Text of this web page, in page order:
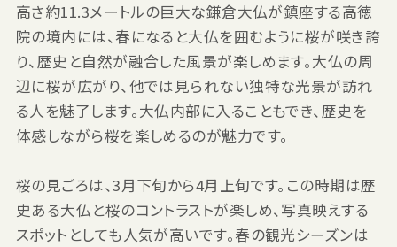
高さ約11.3メートルの巨大な鎌倉大仏が鎮座する高徳
院の境内には、春になると大仏を囲むように桜が咲き誇
り、歴史と自然が融合した風景が楽しめます。大仏の周
辺に桜が広がり、他では見られない独特な光景が訪れ
る人を魅了します。大仏内部に入ることもでき、歴史を
体感しながら桜を楽しめるのが魅力です。
桜の見ごろは、3月下旬から4月上旬です。この時期は歴
史ある大仏と桜のコントラストが楽しめ、写真映えする
スポットとしても人気が高いです。春の観光シーズンは